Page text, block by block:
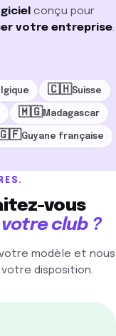
conçu pour
votre entreprise.
🇨🇭Suisse
🇲🇬Madagascar
Guyane française
vous
club ?
modèle et nous
disposition.